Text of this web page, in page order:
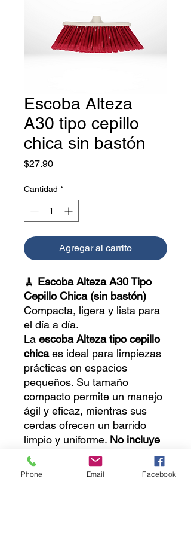
Escoba Alteza
A30 tipo cepillo
chica sin bastón
$27.90Precio
Cantidad *
Agregar al carrito
🧹 Escoba Alteza A30 Tipo
Cepillo Chica (sin bastón)
Compacta, ligera y lista para
el día a día.
La escoba Alteza tipo cepillo
chicaes ideal para limpiezas
prácticas en espacios
pequeños. Su tamaño
compacto permite un manejo
ágil y eficaz, mientras sus
cerdas ofrecen un barrido
limpio y uniforme. No incluye
bastón.
🔸 Diseño ligero y fácil de
Phone Email Facebook